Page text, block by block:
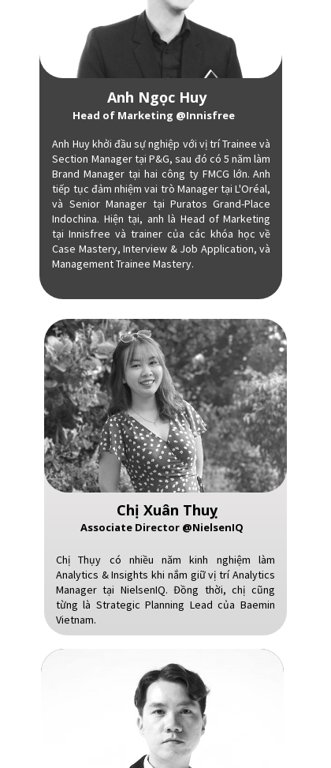
Anh Ngọc Huy
Head of Marketing @Innisfree
Anh Huy khởi đầu sự nghiệp với vị trí Trainee và
Section Manager tại P&G, sau đó có 5 năm làm
Brand Manager tại hai công ty FMCG lớn. Anh
tiếp tục đảm nhiệm vai trò Manager tại L'Oréal,
và Senior Manager tại Puratos Grand-Place
Indochina. Hiện tại, anh là Head of Marketing
tại Innisfree và trainer của các khóa học về
Case Mastery, Interview & Job Application, và
Management Trainee Mastery.
Chị Xuân Thuỵ
Associate Director @NielsenIQ
Chị Thụy có nhiều năm kinh nghiệm làm
Analytics & Insights khi nắm giữ vị trí Analytics
Manager tại NielsenIQ. Đồng thời, chị cũng
từng là Strategic Planning Lead của Baemin
Vietnam.